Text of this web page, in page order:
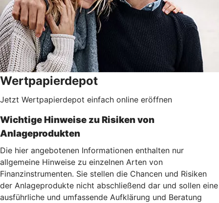
Wertpapierdepot
Jetzt Wertpapierdepot einfach online eröffnen
Wichtige Hinweise zu Risiken von
Anlageprodukten
Die hier angebotenen Informationen enthalten nur
allgemeine Hinweise zu einzelnen Arten von
Finanzinstrumenten. Sie stellen die Chancen und Risiken
der Anlageprodukte nicht abschließend dar und sollen eine
ausführliche und umfassende Aufklärung und Beratung